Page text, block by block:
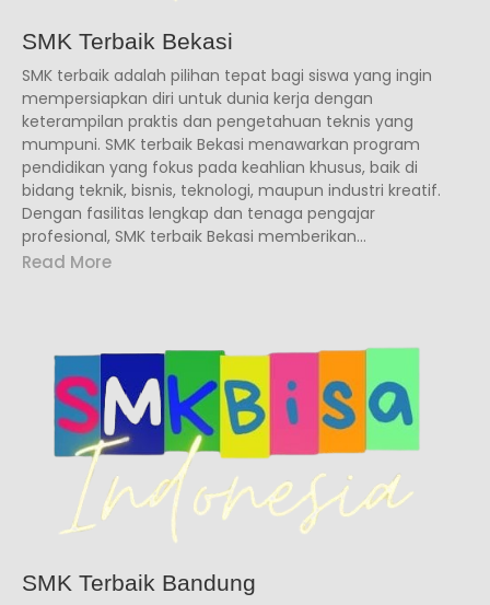
SMK Terbaik Bekasi
SMK terbaik adalah pilihan tepat bagi siswa yang ingin
mempersiapkan diri untuk dunia kerja dengan
keterampilan praktis dan pengetahuan teknis yang
mumpuni. SMK terbaik Bekasi menawarkan program
pendidikan yang fokus pada keahlian khusus, baik di
bidang teknik, bisnis, teknologi, maupun industri kreatif.
Dengan fasilitas lengkap dan tenaga pengajar
profesional, SMK terbaik Bekasi memberikan...
Read More
SMK Terbaik Bandung